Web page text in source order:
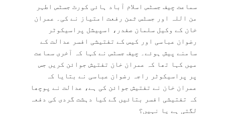
سماعت چیف جسٹس اسلام آباد ہائی کورٹ جسٹس اطہر
من اللہ اور جسٹس ثمن رفعت امتیاز نے کی۔ عمران
خان کے وکیل سلمان صفدر، اسپیشل پراسیکوٹر
رضوان عباسی اور کیس کے تفتیشی افسر عدالت کے
سامنے پیش ہوئے۔ چیف جسٹس نے کہا کہ آخری سماعت
میں کہا تھا کہ عمران خان تفتیش جوائن کریں جس
پر پراسیکوٹر راجہ رضوان عباسی نے بتایا کہ
عمران خان نے تفتیش جوائن کی ہے، عدالت نے پوچھا
کہ تفتیشی افسر بتائیں گے کیا دہشت گردی کی دفعہ
لگتی ہے یا نہیں؟